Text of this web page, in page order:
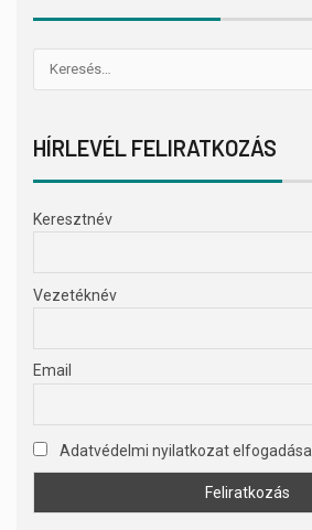
HÍRLEVÉL FELIRATKOZÁS
Keresztnév
Vezetéknév
Email
Adatvédelmi nyilatkozat elfogadása